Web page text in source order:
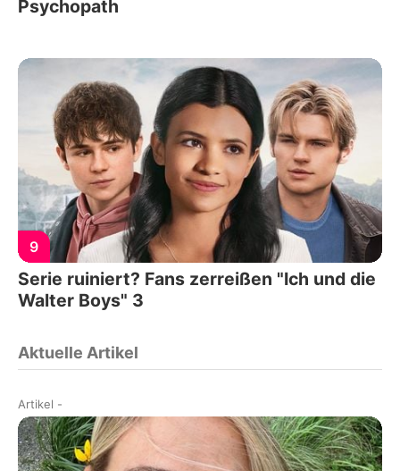
Psychopath
9
Serie ruiniert? Fans zerreißen "Ich und die
Walter Boys" 3
Aktuelle Artikel
Artikel -